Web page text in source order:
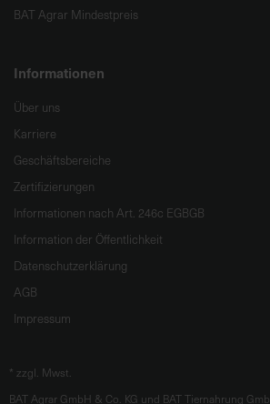
BAT Agrar Mindestpreis
Informationen
Über uns
Karriere
Geschäftsbereiche
Zertifizierungen
Informationen nach Art. 246c EGBGB
Information der Öffentlichkeit
Datenschutzerklärung
AGB
Impressum
* zzgl. Mwst.
BAT Agrar GmbH & Co. KG und BAT Tiernahrung